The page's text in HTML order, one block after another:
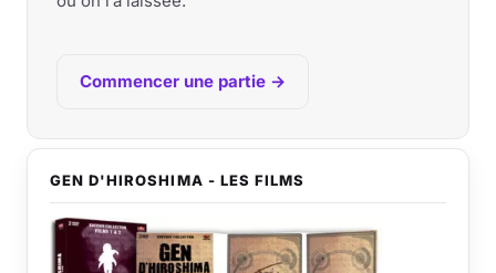
Commencer une partie →
GEN D'HIROSHIMA - LES FILMS